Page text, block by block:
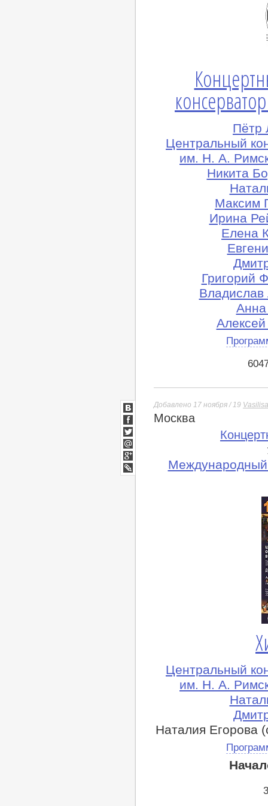
Пётр
Центральный
им. Н. А.
Никита
Максим
Ирина
Елена
Григорий
Владислав
Анна
Добавлено 17 ноября / 19
Москва
Международный
Центральный
им. Н. А.
Наталия Егорова
ВКонтакте
Facebook
Twitter
Мой
Мир
Google+
lj